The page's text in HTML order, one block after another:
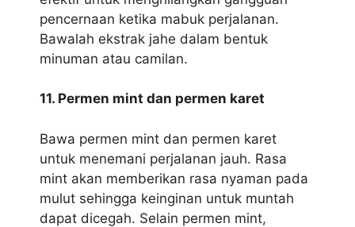
pencernaan ketika mabuk perjalanan.
Bawalah ekstrak jahe dalam bentuk
minuman atau camilan.
11. Permen mint dan permen karet
Bawa permen mint dan permen karet
untuk menemani perjalanan jauh. Rasa
mint akan memberikan rasa nyaman pada
mulut sehingga keinginan untuk muntah
dapat dicegah. Selain permen mint,